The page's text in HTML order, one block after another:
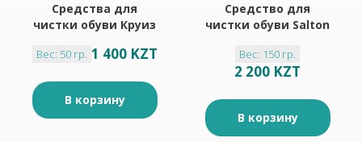
Средства для
чистки обуви Круиз
Вес: 50 гр. 1 400 KZT
В корзину
Средство для
чистки обуви Salton
для обуви 150мл
Вес: 150 гр.
2 200 KZT
В корзину